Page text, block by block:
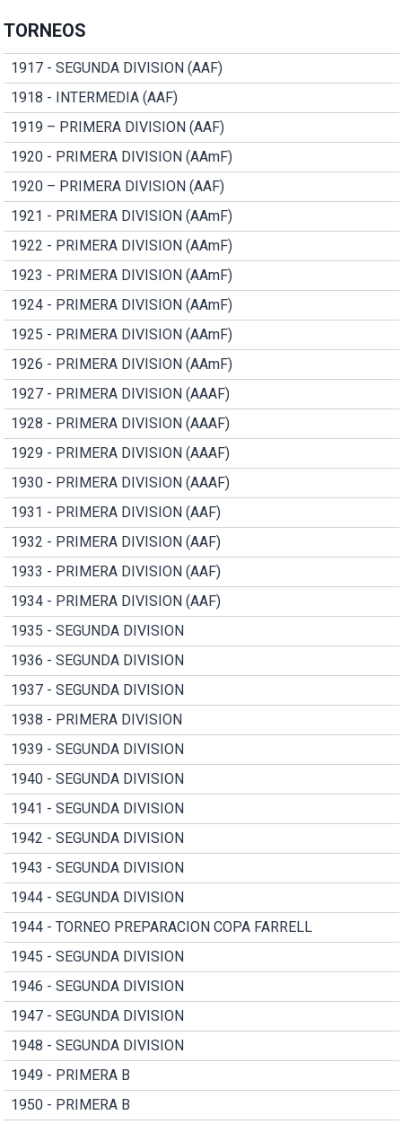
TORNEOS
1917 - SEGUNDA DIVISION (AAF)
1918 - INTERMEDIA (AAF)
1919 – PRIMERA DIVISION (AAF)
1920 - PRIMERA DIVISION (AAmF)
1920 – PRIMERA DIVISION (AAF)
1921 - PRIMERA DIVISION (AAmF)
1922 - PRIMERA DIVISION (AAmF)
1923 - PRIMERA DIVISION (AAmF)
1924 - PRIMERA DIVISION (AAmF)
1925 - PRIMERA DIVISION (AAmF)
1926 - PRIMERA DIVISION (AAmF)
1927 - PRIMERA DIVISION (AAAF)
1928 - PRIMERA DIVISION (AAAF)
1929 - PRIMERA DIVISION (AAAF)
1930 - PRIMERA DIVISION (AAAF)
1931 - PRIMERA DIVISION (AAF)
1932 - PRIMERA DIVISION (AAF)
1933 - PRIMERA DIVISION (AAF)
1934 - PRIMERA DIVISION (AAF)
1935 - SEGUNDA DIVISION
1936 - SEGUNDA DIVISION
1937 - SEGUNDA DIVISION
1938 - PRIMERA DIVISION
1939 - SEGUNDA DIVISION
1940 - SEGUNDA DIVISION
1941 - SEGUNDA DIVISION
1942 - SEGUNDA DIVISION
1943 - SEGUNDA DIVISION
1944 - SEGUNDA DIVISION
1944 - TORNEO PREPARACION COPA FARRELL
1945 - SEGUNDA DIVISION
1946 - SEGUNDA DIVISION
1947 - SEGUNDA DIVISION
1948 - SEGUNDA DIVISION
1949 - PRIMERA B
1950 - PRIMERA B